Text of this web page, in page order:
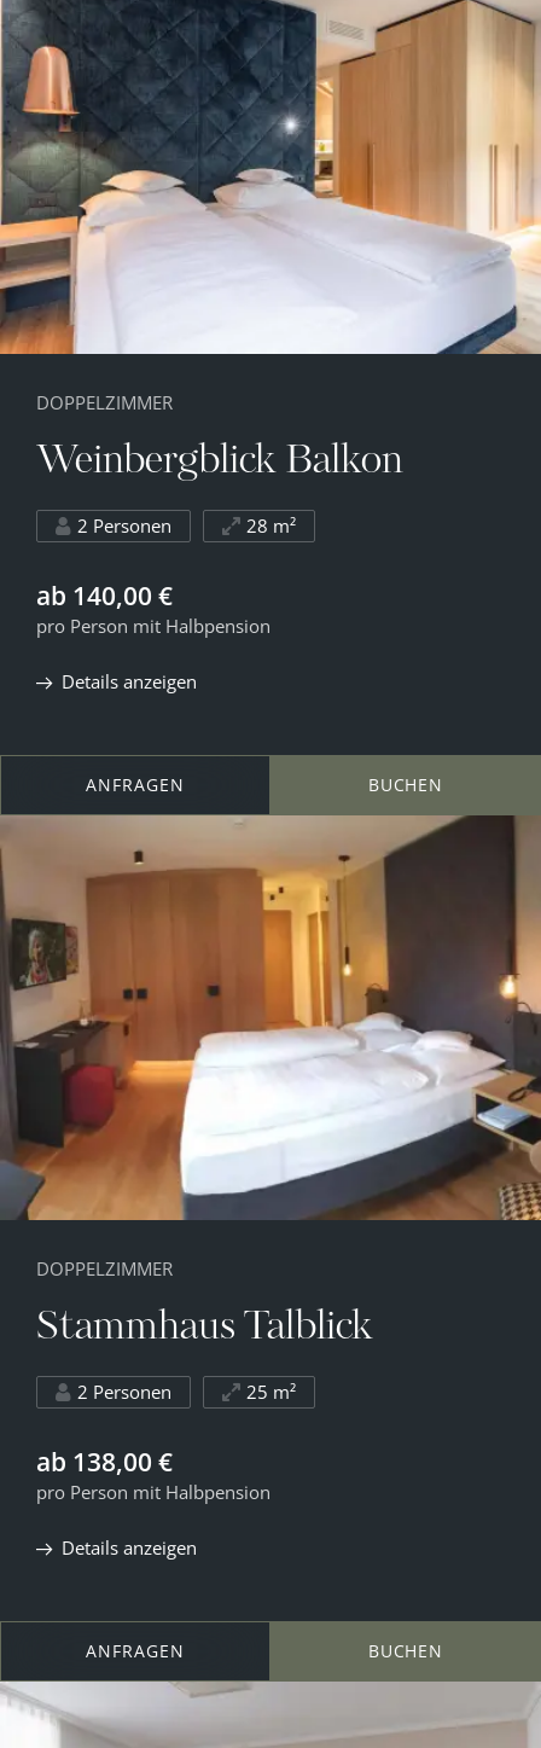
DOPPELZIMMER
Weinbergblick Balkon
2 Personen 28 m²
ab 140,00 €
pro Person mit Halbpension
Details anzeigen
ANFRAGEN BUCHEN
DOPPELZIMMER
Stammhaus Talblick
2 Personen 25 m²
ab 138,00 €
pro Person mit Halbpension
Details anzeigen
ANFRAGEN BUCHEN
08.08.2026
10.08.2026
12° C
12° C
34° C